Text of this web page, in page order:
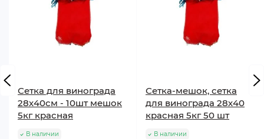
Сетка для винограда
28х40см - 10шт мешок
5кг красная
В наличии
Сетка-мешок, сетка
для винограда 28х40
красная 5кг 50 шт
В наличии